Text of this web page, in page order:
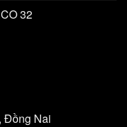
32
Đồng Nai